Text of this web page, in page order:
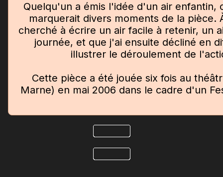
Quelqu'un a émis l'idée d'un air enfantin,
marquerait divers moments de la pièce.
cherché à écrire un air facile à retenir, un
journée, et que j'ai ensuite décliné en
illustrer le déroulement de
Cette pièce a été jouée six fois au
Marne) en mai 2006 dans le cadre d'un